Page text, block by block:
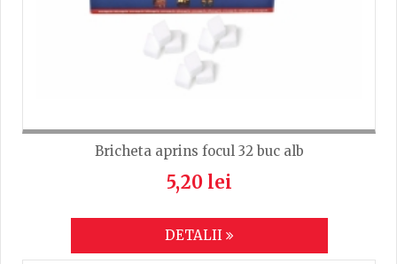
Bricheta aprins focul 32 buc alb
5,20 lei
DETALII